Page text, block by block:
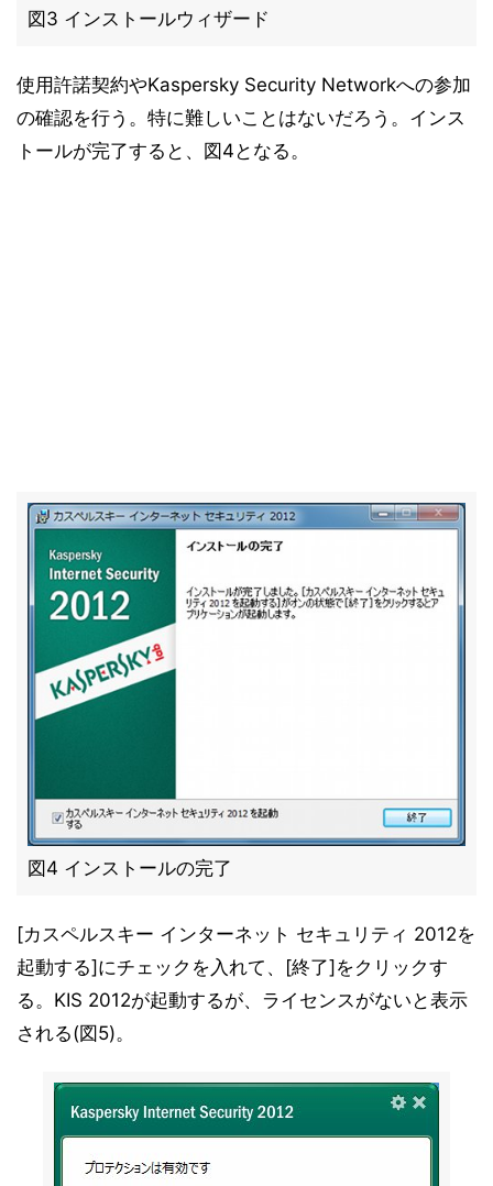
図3 インストールウィザード
使用許諾契約やKaspersky Security Networkへの参加
の確認を行う。特に難しいことはないだろう。インス
トールが完了すると、図4となる。
図4 インストールの完了
[カスペルスキー インターネット セキュリティ 2012を
起動する]にチェックを入れて、[終了]をクリックす
る。KIS 2012が起動するが、ライセンスがないと表示
される(図5)。